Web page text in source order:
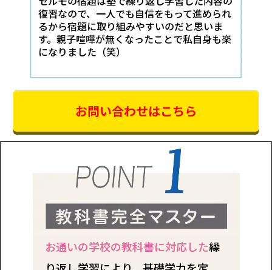
復習なので、一人でも自信をもって進められ
るから宿題に取り組みやすいのだと思いま
す。親子喧嘩が無くなったことで私自身も楽
になりました（笑）
お問い合わせはこちら
お通いの学校の教科書に対応した繰